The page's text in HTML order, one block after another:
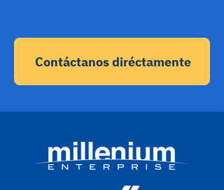
Contáctanos diréctamente